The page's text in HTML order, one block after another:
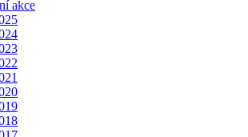
akce